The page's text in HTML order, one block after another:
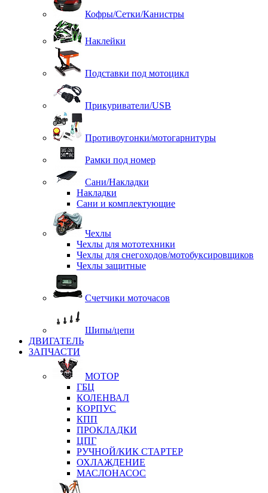
Кофры/Сетки/Канистры
Наклейки
Подставки под мотоцикл
Прикуриватели/USB
Противоугонки/мотогарнитуры
Рамки под номер
Сани/Накладки
Накладки
Сани и комплектующие
Чехлы
Чехлы для мототехники
Чехлы для снегоходов/мотобуксировщиков
Чехлы защитные
Счетчики моточасов
Шипы/цепи
ДВИГАТЕЛЬ
ЗАПЧАСТИ
МОТОР
ГБЦ
КОЛЕНВАЛ
КОРПУС
КПП
ПРОКЛАДКИ
ЦПГ
РУЧНОЙ/КИК СТАРТЕР
ОХЛАЖДЕНИЕ
МАСЛОНАСОС